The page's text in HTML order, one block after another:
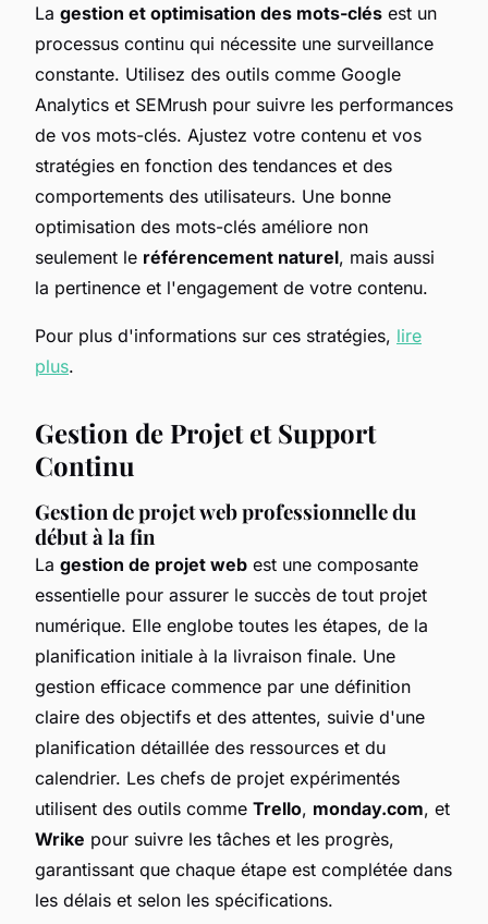
La gestion et optimisation des mots-clés est un
processus continu qui nécessite une surveillance
constante. Utilisez des outils comme Google
Analytics et SEMrush pour suivre les performances
de vos mots-clés. Ajustez votre contenu et vos
stratégies en fonction des tendances et des
comportements des utilisateurs. Une bonne
optimisation des mots-clés améliore non
seulement le référencement naturel, mais aussi
la pertinence et l'engagement de votre contenu.
Pour plus d'informations sur ces stratégies, lire
plus.
Gestion de Projet et Support
Continu
Gestion de projet web professionnelle du
début à la fin
La gestion de projet web est une composante
essentielle pour assurer le succès de tout projet
numérique. Elle englobe toutes les étapes, de la
planification initiale à la livraison finale. Une
gestion efficace commence par une définition
claire des objectifs et des attentes, suivie d'une
planification détaillée des ressources et du
calendrier. Les chefs de projet expérimentés
utilisent des outils comme Trello, monday.com, et
Wrike pour suivre les tâches et les progrès,
garantissant que chaque étape est complétée dans
les délais et selon les spécifications.